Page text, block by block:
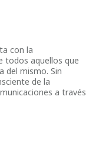
con la
todos aquellos que
del mismo. Sin
de la
a través